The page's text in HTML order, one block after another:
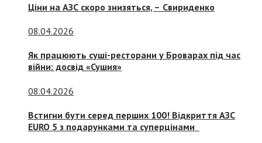
Ціни на АЗС скоро знизяться, – Свириденко
08.04.2026
Як працюють суші-ресторани у Броварах під час
війни: досвід «Сушия»
08.04.2026
Встигни бути серед перших 100! Відкриття АЗС
EURO 5 з подарунками та суперцінами